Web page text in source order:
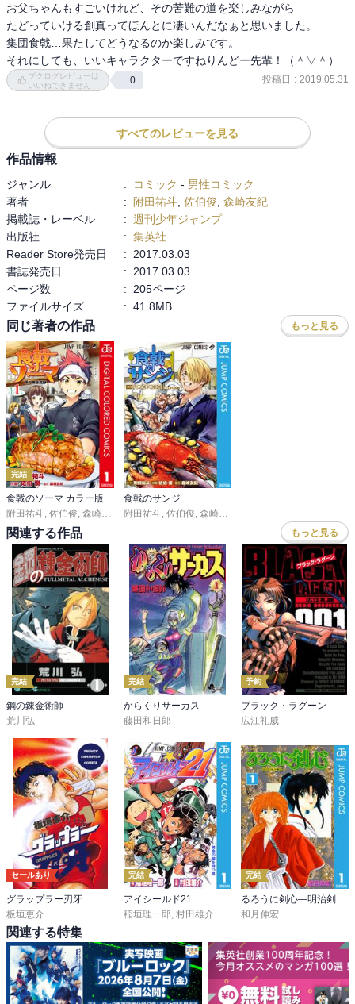
お父ちゃんもすごいけれど、その苦難の道を楽しみながら
たどっていける創真ってほんとに凄いんだなぁと思いました。
集団食戟…果たしてどうなるのか楽しみです。
それにしても、いいキャラクターですねりんどー先輩！（＾▽＾）
ブクログレビューは
いいねできません
0 投稿日 : 2019.05.31
すべてのレビューを見る
作品情報
ジャンル : コミック - 男性コミック
著者
: 附田祐斗 佐伯俊 森崎友紀
掲載誌・レーベル
: 週刊少年ジャンプ
出版社
: 集英社
Reader Store発売日
:
2017.03.03
書誌発売日
:
2017.03.03
ページ数
:
205ページ
ファイルサイズ
: 41.8MB
同じ著者の作品 もっと見る
完結
食戟のソーマ カラー版
附田祐斗, 佐伯俊, 森崎友紀
食戟のサンジ
附田祐斗, 佐伯俊, 森崎友紀
関連する作品 もっと見る
完結
鋼の錬金術師
荒川弘
完結
からくりサーカス
藤田和日郎
予約
ブラック・ラグーン
広江礼威
セールあり
グラップラー刃牙
板垣恵介
完結
アイシールド21
稲垣理一郎, 村田雄介
完結
るろうに剣心―明治剣客浪漫譚― モノクロ版
和月伸宏
関連する特集